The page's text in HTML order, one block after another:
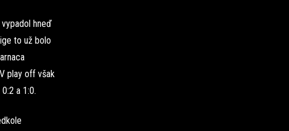
hneď
to už bolo
play off však
a 1:0.